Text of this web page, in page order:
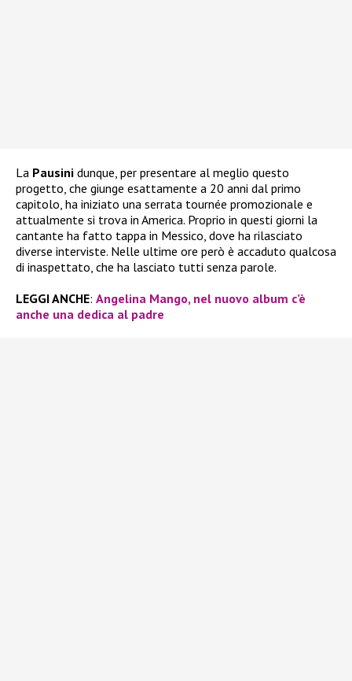
La Pausini dunque, per presentare al meglio questo
progetto, che giunge esattamente a 20 anni dal primo
capitolo, ha iniziato una serrata tournée promozionale e
attualmente si trova in America. Proprio in questi giorni la
cantante ha fatto tappa in Messico, dove ha rilasciato
diverse interviste. Nelle ultime ore però è accaduto qualcosa
di inaspettato, che ha lasciato tutti senza parole.
LEGGI ANCHE: Angelina Mango, nel nuovo album c’è
anche una dedica al padre